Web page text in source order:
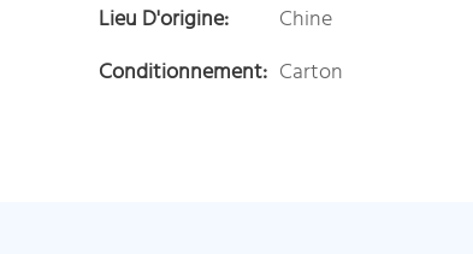
Lieu D'origine:
Chine
Conditionnement: Carton